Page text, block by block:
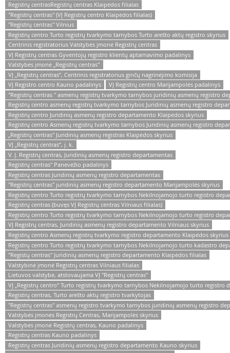
Registrų centrasRegistrų centras Klaipėdos filialas
"Registrų centras" (VĮ Registrų centro Klaipėdos filialas)
"Registrų centras" Vilnius
Registrų centro Turto registrų tvarkymo tarnybos Turto arešto aktų registro skyrius
Centrinis registratorius Valstybės įmonė Registrų centras
VĮ Registrų centras Gyventojų registro klientų aptarnavimo padalinys
Valstybės įmonė „Registrų centras‟
VĮ „Registrų centras“, Centrinis registratorius ginčų nagrinėjimo komisija
VĮ Registro centro Kauno padalinys
VĮ Registrų centro Marijampolės padalinys
"Registrų centras " asmenų registrų tvarkymo tarnybos juridinių asmenų registro
Registrų centro asmenų registrų tvarkymo tarnybos Juridinių asmenų registro
Registrų centro Juridinių asmenų registro departamento Klaipėdos skyrius
Registrų centro Asmenų registrų tvarkymo tarnybos Juridinių asmenų registro
„Registrų centras" Juridinių asmenų registras Klaipėdos skyrius
VĮ „Registrų centras“, į. k.
V. Į. Registrų centras, Juridinių asmenų registro departamentas
Registrų centras" Panevėžio padalinys
Registrų centras Juridinių asmenų registro departamentas
"Registrų centras" juridinių asmenų registro departamento Marijampolės skyrius
Registrų centro Turto registrų tvarkymo tarnybos Nekilnojamojo turto registro
Registrų centras (buvęs VĮ Registrų centras Vilniaus filialas)
Registrų centro Turto registrų tvarkymo tarnybos Nekilnojamojo turto registro
VĮ Registrų centras, Juridinių asmenų registro departamento Vilniaus skyrius
Registrų centro Asmenų registrų tvarkymo registro departamento Klaipėdos skyrius
Registrų centro Turto registrų tvarkymo tarnybos Nekilnojamojo turto kadastro
"Registų centras" Juridinių asmenų registro departamento Klaipėdos filialas
Valstybinė įmonė Registrų centras Vilniaus filialas
Lietuvos valstybe, atstovaujama VĮ "Registrų centras"
VĮ „Registrų centro“ Turto registrų tvarkymo tarnybos Nekilnojamojo turto registro
Registrų centras, Turto arešto aktų registro tvarkytojas
"Registrų centras" asmenų registro tvarkymo tarnybos juridinių asmenų registro
Valstybės įmonės Registrų Centras, Marijampolės skyrius
Valstybės įmonė Registrų centras, Kauno padalinys
Registrų centras Kauno padalinys
Registrų centras Juridinių asmenų registro departamento Kauno skyrius